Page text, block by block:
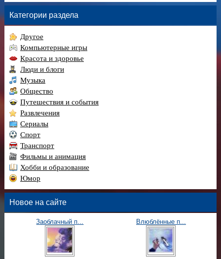
Категории раздела
Другое
Компьютерные игры
Красота и здоровье
Люди и блоги
Музыка
Общество
Путешествия и события
Развлечения
Сериалы
Спорт
Транспорт
Фильмы и анимация
Хобби и образование
Юмор
Новое на сайте
Заоблачный п... Влюблённые п...